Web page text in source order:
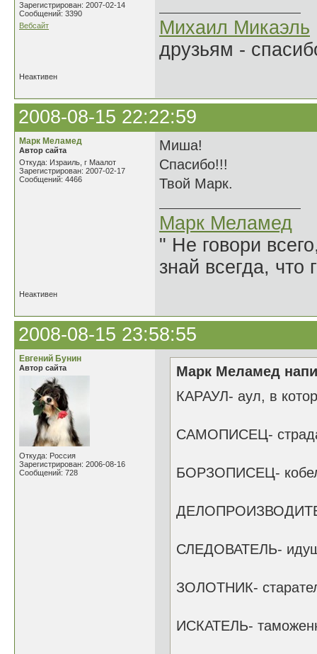
Зарегистрирован: 2007-02-14
Сообщений: 3390
Вебсайт
Михаил Микаэль
друзьям -
Неактивен
2008-08-15 22:22:59
Марк Меламед
Автор сайта
Откуда: Израиль, г Маалот
Зарегистрирован: 2007-02-17
Сообщений: 4466
Миша!
Спасибо!!!
Твой Марк.
Марк Меламед
" Не говори
знай всегда, что
Неактивен
2008-08-15 23:58:55
Евгений Бунин
Автор сайта
Откуда: Россия
Зарегистрирован: 2006-08-16
Сообщений: 728
Марк Меламед
КАРАУЛ- аул, в
САМОПИСЕЦ-
БОРЗОПИСЕЦ-
СЛЕДОВАТЕЛЬ-
ЗОЛОТНИК-
ИСКАТЕЛЬ-